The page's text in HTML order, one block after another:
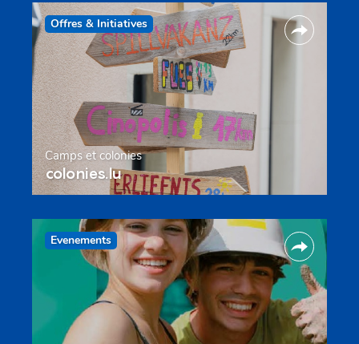
Offres & Initiatives
Camps et colonies
colonies.lu
Evenements